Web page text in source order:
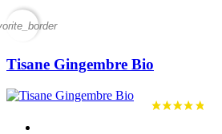
Tisane Gingembre Bio